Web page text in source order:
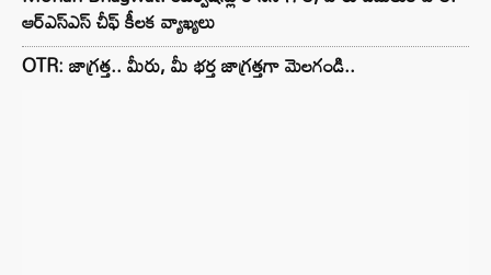
ఆర్ఎస్ఎస్ చీఫ్ కీలక వ్యాఖ్యలు
OTR: జాగ్రత్త.. మీరు, మీ భర్త జాగ్రత్తగా మెలగండి..